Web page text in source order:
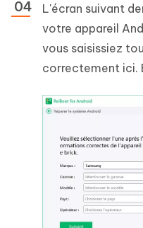
L'écran suivant
votre appareil
vous saisissiez
correctement ici.